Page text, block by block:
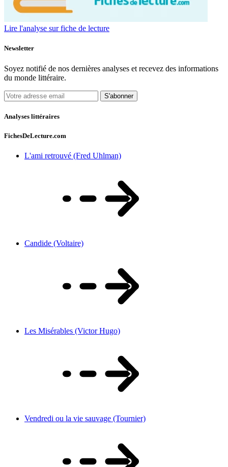
Lire l'analyse sur fiche de lecture
Newsletter
Soyez notifié de nos dernières analyses et recevez des informations
du monde littéraire.
S'abonner
Analyses littéraires
FichesDeLecture.com
L'ami retrouvé (Fred Uhlman)
Candide (Voltaire)
Les Misérables (Victor Hugo)
Vendredi ou la vie sauvage (Tournier)